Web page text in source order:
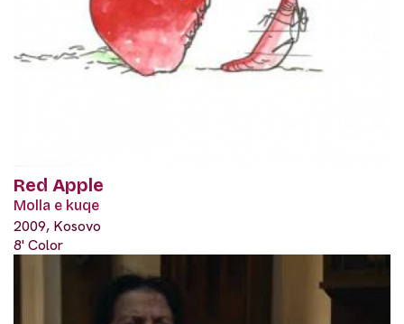
Red Apple
Molla e kuqe
2009, Kosovo
8' Color